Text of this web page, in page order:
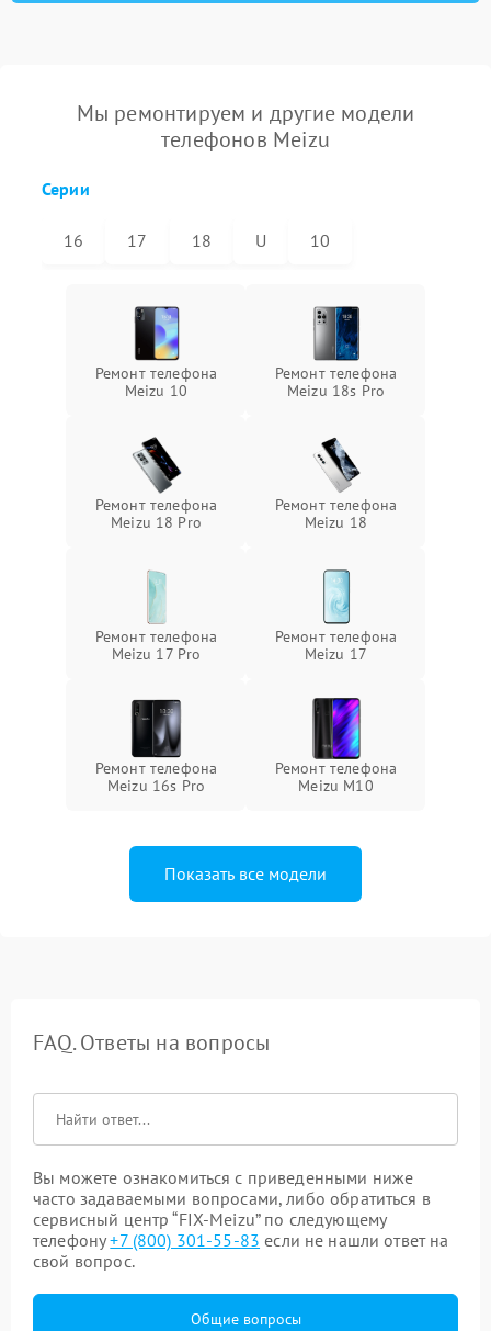
Мы ремонтируем и другие модели
телефонов Meizu
Серии
16 17 18 U 10
Ремонт телефона
Meizu 10
Ремонт телефона
Meizu 18s Pro
Ремонт телефона
Meizu 18 Pro
Ремонт телефона
Meizu 18
Ремонт телефона
Meizu 17 Pro
Ремонт телефона
Meizu 17
Ремонт телефона
Meizu 16s Pro
Ремонт телефона
Meizu M10
Показать все модели
FAQ. Ответы на вопросы
Вы можете ознакомиться с приведенными ниже
часто задаваемыми вопросами, либо обратиться в
сервисный центр “FIX-Meizu” по следующему
телефону+7 (800) 301-55-83 если не нашли ответ на
свой вопрос.
Общие вопросы